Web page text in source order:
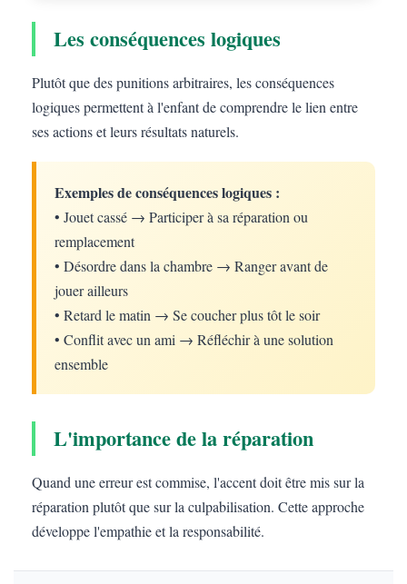
Les conséquences logiques
Plutôt que des punitions arbitraires, les conséquences
logiques permettent à l'enfant de comprendre le lien entre
ses actions et leurs résultats naturels.
Exemples de conséquences logiques :
• Jouet cassé → Participer à sa réparation ou
remplacement
• Désordre dans la chambre → Ranger avant de
jouer ailleurs
• Retard le matin → Se coucher plus tôt le soir
• Conflit avec un ami → Réfléchir à une solution
ensemble
L'importance de la réparation
Quand une erreur est commise, l'accent doit être mis sur la
réparation plutôt que sur la culpabilisation. Cette approche
développe l'empathie et la responsabilité.